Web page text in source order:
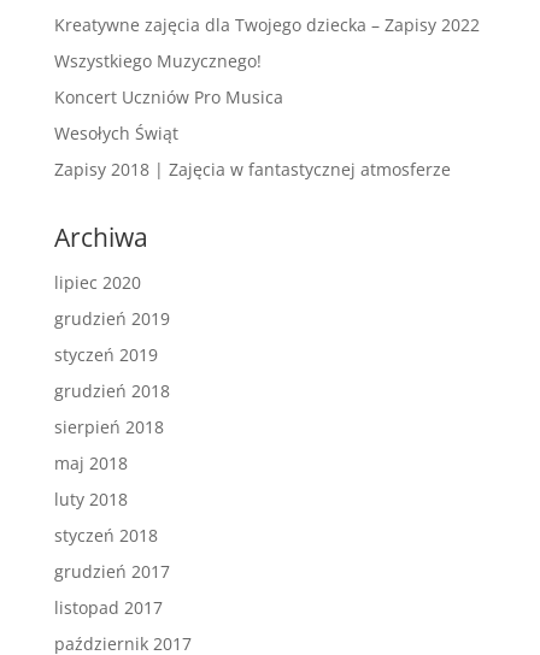
Kreatywne zajęcia dla Twojego dziecka – Zapisy 2022
Wszystkiego Muzycznego!
Koncert Uczniów Pro Musica
Wesołych Świąt
Zapisy 2018 | Zajęcia w fantastycznej atmosferze
Archiwa
lipiec 2020
grudzień 2019
styczeń 2019
grudzień 2018
sierpień 2018
maj 2018
luty 2018
styczeń 2018
grudzień 2017
listopad 2017
październik 2017